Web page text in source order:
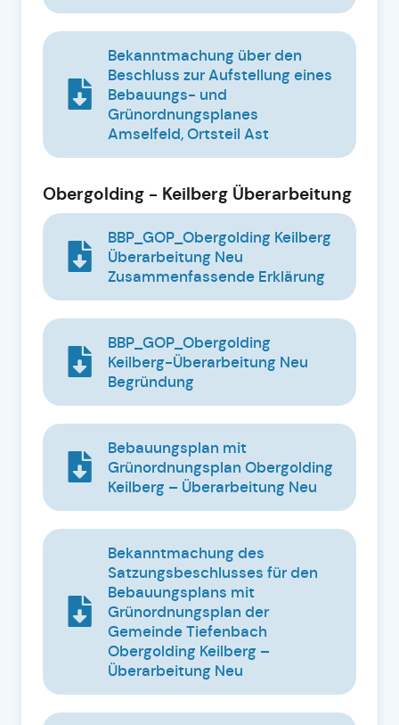
Bekanntmachung über den
Beschluss zur Aufstellung eines
Bebauungs- und
Grünordnungsplanes
Amselfeld, Ortsteil Ast
Obergolding - Keilberg Überarbeitung
BBP_GOP_Obergolding Keilberg
Überarbeitung Neu
Zusammenfassende Erklärung
BBP_GOP_Obergolding
Keilberg-Überarbeitung Neu
Begründung
Bebauungsplan mit
Grünordnungsplan Obergolding
Keilberg – Überarbeitung Neu
Bekanntmachung des
Satzungsbeschlusses für den
Bebauungsplans mit
Grünordnungsplan der
Gemeinde Tiefenbach
Obergolding Keilberg –
Überarbeitung Neu